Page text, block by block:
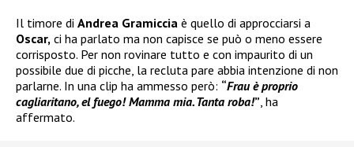
Il timore di Andrea Gramiccia è quello di approcciarsi a
Oscar, ci ha parlato ma non capisce se può o meno essere
corrisposto. Per non rovinare tutto e con impaurito di un
possibile due di picche, la recluta pare abbia intenzione di non
parlarne. In una clip ha ammesso però: “Frau è proprio
cagliaritano, el fuego! Mamma mia. Tanta roba!” , ha
affermato.